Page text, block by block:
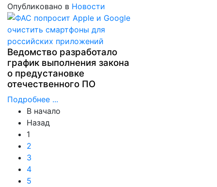
Опубликовано в Новости
Ведомство разработало
график выполнения закона
о предустановке
отечественного ПО
Подробнее ...
В начало
Назад
1
2
3
4
5